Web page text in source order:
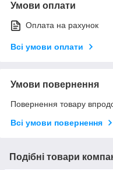
Умови оплати
Оплата на рахунок
Всі умови оплати
Умови повернення
Повернення товару
Всі умови повернення
Подібні товари